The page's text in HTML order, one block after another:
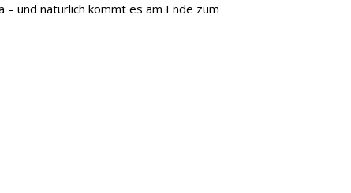
und natürlich kommt es am Ende zum